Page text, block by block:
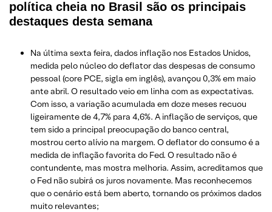
política cheia no Brasil são os principais
destaques desta semana
Na última sexta feira, dados inflação nos Estados Unidos,
medida pelo núcleo do deflator das despesas de consumo
pessoal (core PCE, sigla em inglês), avançou 0,3% em maio
ante abril. O resultado veio em linha com as expectativas.
Com isso, a variação acumulada em doze meses recuou
ligeiramente de 4,7% para 4,6%. A inflação de serviços, que
tem sido a principal preocupação do banco central,
mostrou certo alívio na margem. O deflator do consumo é a
medida de inflação favorita do Fed. O resultado não é
contundente, mas mostra melhoria. Assim, acreditamos que
o Fed não subirá os juros novamente. Mas reconhecemos
que o cenário está bem aberto, tornando os próximos dados
muito relevantes;